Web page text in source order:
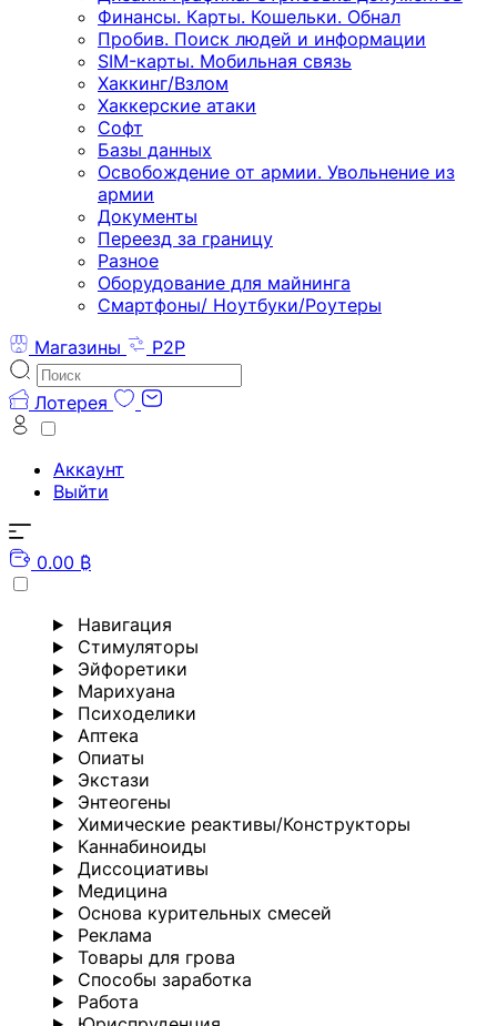
Финансы. Карты. Кошельки. Обнал
Пробив. Поиск людей и информации
SIM-карты. Мобильная связь
Хаккинг/Взлом
Хаккерские атаки
Софт
Базы данных
Освобождение от армии. Увольнение из
армии
Документы
Переезд за границу
Разное
Оборудование для майнинга
Смартфоны/ Ноутбуки/Роутеры
Магазины
P2P
Лотерея
Аккаунт
Выйти
0.00 ₿
Навигация
Стимуляторы
Эйфоретики
Марихуана
Психоделики
Аптека
Опиаты
Экстази
Энтеогены
Химические реактивы/Конструкторы
Каннабиноиды
Диссоциативы
Медицина
Основа курительных смесей
Реклама
Товары для грова
Способы заработка
Работа